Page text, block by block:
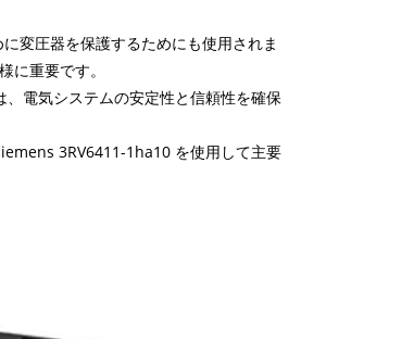
変圧器を保護するためにも使用されま
重要です。
電気システムの安定性と信頼性を確保
3RV6411-1ha10 を使用して主要